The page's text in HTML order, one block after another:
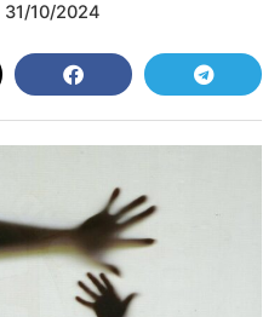
31/10/2024